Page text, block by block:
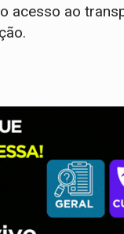
acesso ao